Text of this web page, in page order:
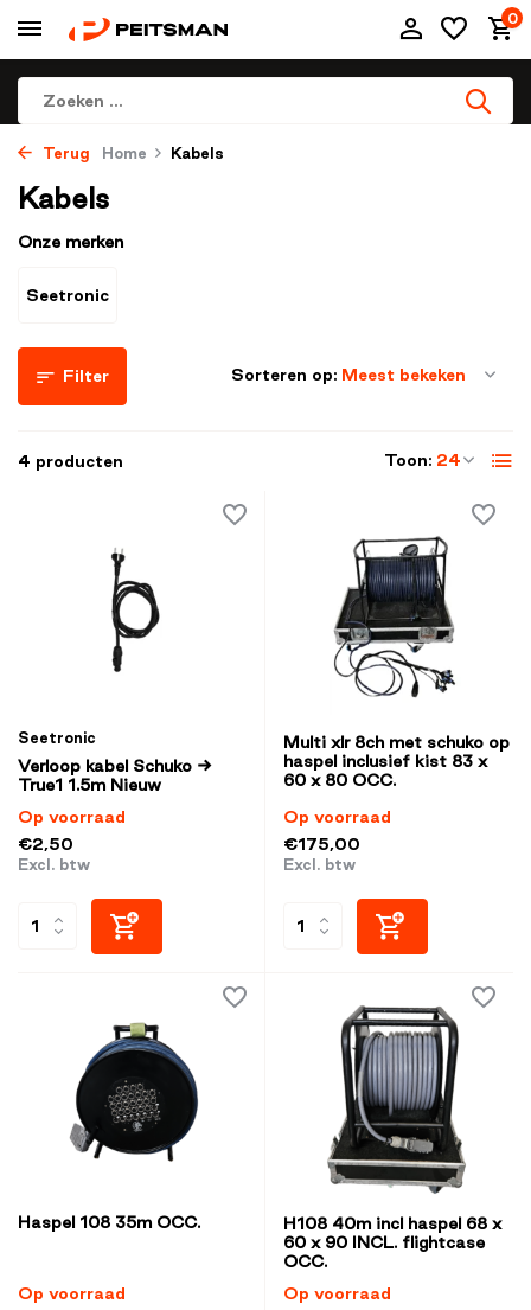
0
Terug Home Kabels
Kabels
Onze merken
Seetronic
Filter
4 producten Toon:
Sorteren op:
Seetronic
Verloop kabel Schuko →
True1 1.5m Nieuw
Op voorraad
€2,50
Excl. btw
Multi xlr 8ch met schuko op
haspel inclusief kist 83 x
60 x 80 OCC.
Op voorraad
€175,00
Excl. btw
Haspel 108 35m OCC.
Op voorraad
H108 40m incl haspel 68 x
60 x 90 INCL. flightcase
OCC.
Op voorraad